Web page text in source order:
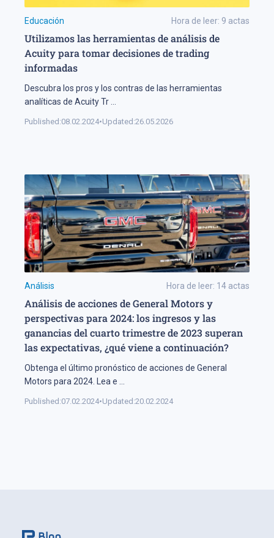
Educación Hora de leer: 9 actas
Utilizamos las herramientas de análisis de
Acuity para tomar decisiones de trading
informadas
Descubra los pros y los contras de las herramientas
analíticas de Acuity Tr ...
Published:08.02.2024•Updated:26.05.2026
Análisis Hora de leer: 14 actas
Análisis de acciones de General Motors y
perspectivas para 2024: los ingresos y las
ganancias del cuarto trimestre de 2023 superan
las expectativas, ¿qué viene a continuación?
Obtenga el último pronóstico de acciones de General
Motors para 2024. Lea e ...
Published:07.02.2024•Updated:20.02.2024